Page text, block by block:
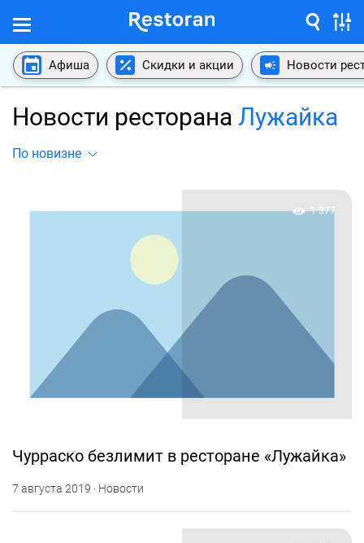
Афиша Скидки и акции Новости
Новости ресторана Лужайка
По новизне
1 377
Чурраско безлимит в ресторане «Лужайка»
7 августа 2019 · Новости